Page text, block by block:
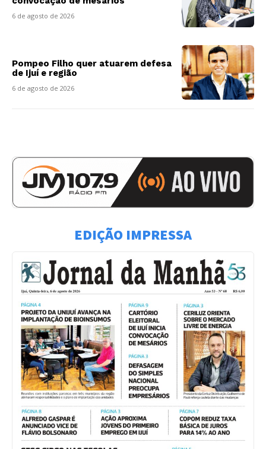
6 de agosto de 2026
Pompeo Filho quer atuarem defesa
de Ijuí e região
6 de agosto de 2026
EDIÇÃO IMPRESSA